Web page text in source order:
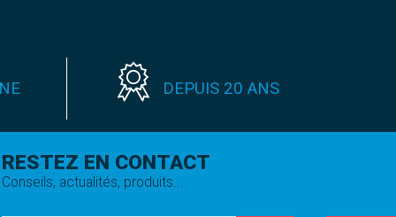
DEPUIS 20 ANS
RESTEZ EN CONTACT
Conseils, actualités, produits...